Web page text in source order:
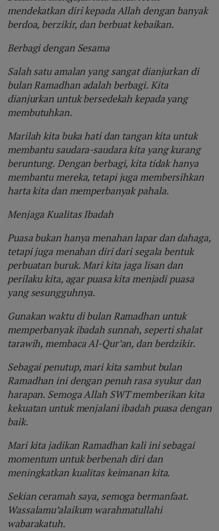
mendekatkan diri kepada Allah dengan banyak
berdoa, berzikir, dan berbuat kebaikan.
Berbagi dengan Sesama
Salah satu amalan yang sangat dianjurkan di
bulan Ramadhan adalah berbagi. Kita
dianjurkan untuk bersedekah kepada yang
membutuhkan.
Marilah kita buka hati dan tangan kita untuk
membantu saudara-saudara kita yang kurang
beruntung. Dengan berbagi, kita tidak hanya
membantu mereka, tetapi juga membersihkan
harta kita dan memperbanyak pahala.
Menjaga Kualitas Ibadah
Puasa bukan hanya menahan lapar dan dahaga,
tetapi juga menahan diri dari segala bentuk
perbuatan buruk. Mari kita jaga lisan dan
perilaku kita, agar puasa kita menjadi puasa
yang sesungguhnya.
Gunakan waktu di bulan Ramadhan untuk
memperbanyak ibadah sunnah, seperti shalat
tarawih, membaca Al-Qur’an, dan berdzikir.
Sebagai penutup, mari kita sambut bulan
Ramadhan ini dengan penuh rasa syukur dan
harapan. Semoga Allah SWT memberikan kita
kekuatan untuk menjalani ibadah puasa dengan
baik.
Mari kita jadikan Ramadhan kali ini sebagai
momentum untuk berbenah diri dan
meningkatkan kualitas keimanan kita.
Sekian ceramah saya, semoga bermanfaat.
Wassalamu’alaikum warahmatullahi
wabarakatuh.